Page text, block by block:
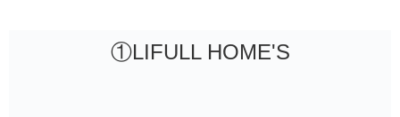
①LIFULL HOME'S